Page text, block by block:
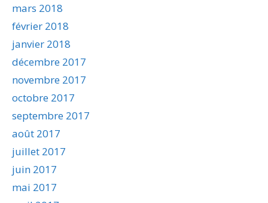
mars 2018
février 2018
janvier 2018
décembre 2017
novembre 2017
octobre 2017
septembre 2017
août 2017
juillet 2017
juin 2017
mai 2017